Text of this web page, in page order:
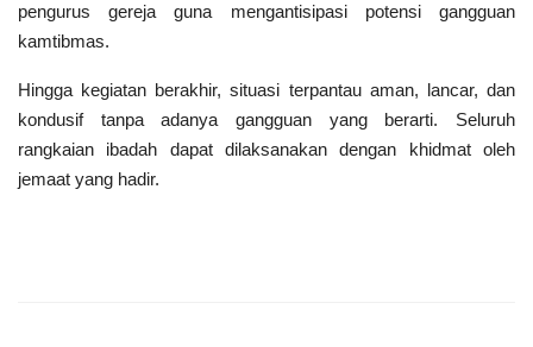
pengurus gereja guna mengantisipasi potensi gangguan
kamtibmas.
Hingga kegiatan berakhir, situasi terpantau aman, lancar, dan
kondusif tanpa adanya gangguan yang berarti. Seluruh
rangkaian ibadah dapat dilaksanakan dengan khidmat oleh
jemaat yang hadir.